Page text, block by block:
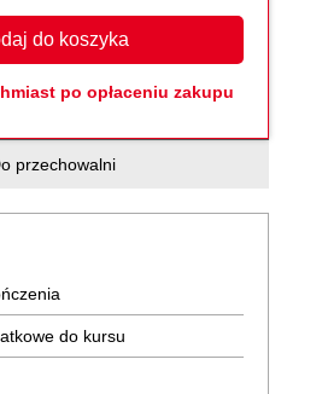
do koszyka
po opłaceniu zakupu
przechowalni
do kursu